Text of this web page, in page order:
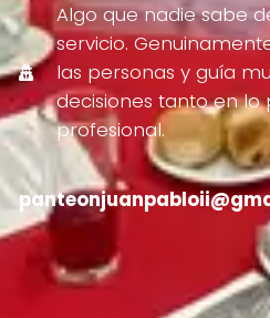
Algo que nadie sabe
servicio.
las personas y guía
decisiones tanto en
profesional.